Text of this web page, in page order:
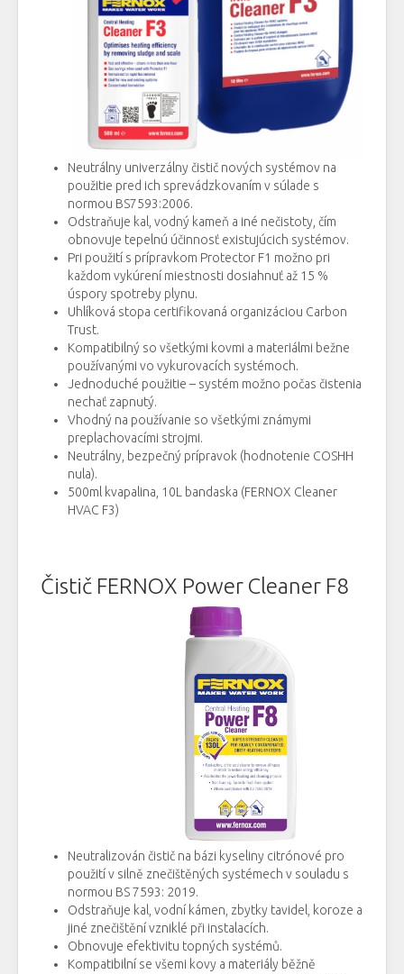
Neutrálny univerzálny čistič nových systémov na
použitie pred ich sprevádzkovaním v súlade s
normou BS7593:2006.
Odstraňuje kal, vodný kameň a iné nečistoty, čím
obnovuje tepelnú účinnosť existujúcich systémov.
Pri použití s prípravkom Protector F1 možno pri
každom vykúrení miestnosti dosiahnuť až 15 %
úspory spotreby plynu.
Uhlíková stopa certifikovaná organizáciou Carbon
Trust.
Kompatibilný so všetkými kovmi a materiálmi bežne
používanými vo vykurovacích systémoch.
Jednoduché použitie – systém možno počas čistenia
nechať zapnutý.
Vhodný na používanie so všetkými známymi
preplachovacími strojmi.
Neutrálny, bezpečný prípravok (hodnotenie COSHH
nula).
500ml kvapalina, 10L bandaska (FERNOX Cleaner
HVAC F3)
Čistič FERNOX Power Cleaner F8
Neutralizován čistič na bázi kyseliny citrónové pro
použitív silně znečištěných systémech v souladu s
normou BS7593: 2019.
Odstraňuje kal vodní kámen, zbytky tavidel koroze a
jiné znečištěnívzniklé při instalacích.
Obnovuje efektivitu topných systémů.
Kompatibilní se všemi kovy a materiály běžně